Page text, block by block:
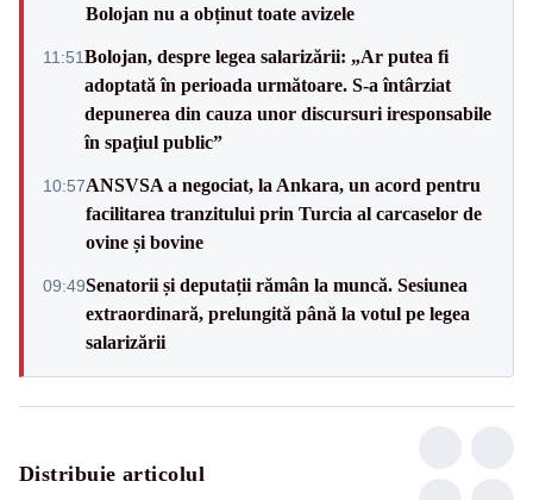
Bolojan nu a obținut toate avizele
11:51Bolojan, despre legea salarizării: „Ar putea fi
adoptată în perioada următoare. S-a întârziat
depunerea din cauza unor discursuri iresponsabile
în spaţiul public”
10:57ANSVSA a negociat, la Ankara, un acord pentru
facilitarea tranzitului prin Turcia al carcaselor de
ovine și bovine
09:49Senatorii și deputații rămân la muncă. Sesiunea
extraordinară, prelungită până la votul pe legea
salarizării
Distribuie articolul